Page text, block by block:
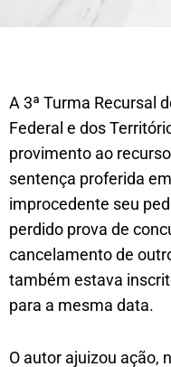
A 3ª Turma Recursal
Federal e dos
provimento ao
sentença proferida
improcedente seu
perdido prova de
cancelamento de
também estava
para a mesma data.
O autor ajuizou ação,